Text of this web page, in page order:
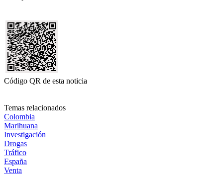
Código QR de esta noticia
Temas relacionados
Colombia
Marihuana
Investigación
Drogas
Tráfico
España
Venta